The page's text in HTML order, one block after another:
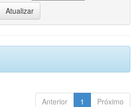
Anterior 1 Próximo